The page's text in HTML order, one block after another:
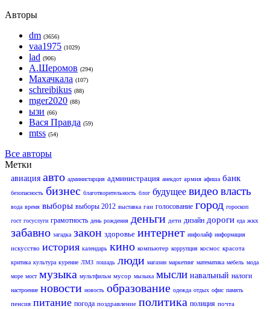
Авторы
dm (3656)
vaa1975 (1029)
lad (906)
А.Шеромов (294)
Махачкала (107)
schreibikus (88)
mger2020 (88)
ызи (66)
Вася Правда (59)
mtss (54)
Все авторы
Метки
авиация авто администарция администрация анекдот армия афиша банк
безопасность бизнес благотворительность блог будущее видеовласть
вода время выборы выборы 2012 выставка гаи голосование город гороскоп
гост госуслуги грамотность день рождения деньги дети дизайн дороги еда жкх
забавно загадка закон здоровье интернет инфолайф информация
искусство история календарь кино компьютер коррупция космос красота
критика культура курение ЛМЗ лошадь люди магазин маркетинг математика мебель мода
море мост музыка мультфильм мусор мызыка мысли навальный налоги
настроение новости новость образование одежда отдых офис память
пенсия питание погода поздравление политика полиция почта